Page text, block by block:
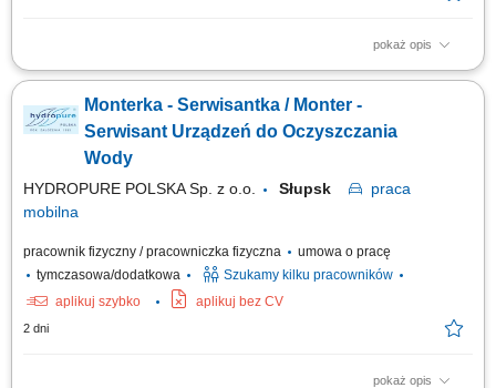
pokaż opis
Zadania w pracy: Instalacje systemów filtracji wody, Bieżąca obsługa
Monterka - Serwisantka / Monter -
Serwisant Urządzeń do Oczyszczania
Wody
HYDROPURE POLSKA Sp. z o.o. Słupsk
praca
mobilna
pracownik fizyczny / pracowniczka fizyczna
umowa o pracę
tymczasowa/dodatkowa
Szukamy kilku pracowników
aplikuj szybko
aplikuj bez CV
2 dni
pokaż opis